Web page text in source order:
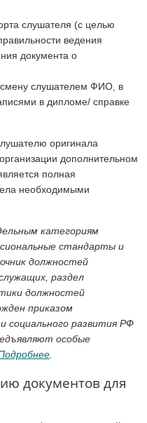
слушателя (с целью
ведения
документа о
слушателем ФИО, в
в дипломе/ справке
оригинала
дополнительном
полная
необходимыми
категориям
стандарты и
должностей
раздел
должностей
приказом
социального развития РФ
особые
документов для